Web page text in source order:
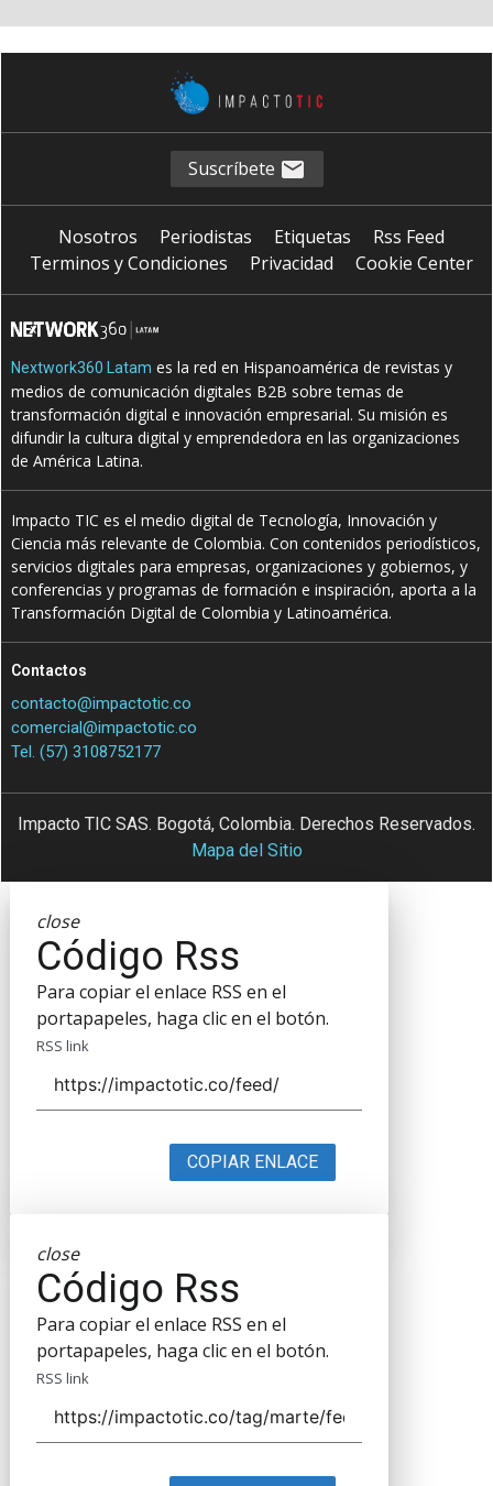
Suscríbete
Nosotros Periodistas Etiquetas
Rss Feed
Terminos y Condiciones
Privacidad Cookie Center
Nextwork360 Latam es la red en Hispanoamérica de revistas y
medios de comunicación digitales B2B sobre temas de
transformación digital e innovación empresarial. Su misión es
difundir la cultura digital y emprendedora en las organizaciones
de América Latina.
Impacto TIC es el medio digital de Tecnología, Innovación y
Ciencia más relevante de Colombia. Con contenidos periodísticos,
servicios digitales para empresas, organizaciones y gobiernos, y
conferencias y programas de formación e inspiración, aporta a la
Transformación Digital de Colombia y Latinoamérica.
Contactos
contacto@impactotic.co
comercial@impactotic.co
Tel. (57) 3108752177
Impacto TIC SAS. Bogotá, Colombia. Derechos Reservados.
Mapa del Sitio
close
Código Rss
Para copiar el enlace RSS en el
portapapeles, haga clic en el botón.
RSS link
COPIAR ENLACE
close
Código Rss
Para copiar el enlace RSS en el
portapapeles, haga clic en el botón.
RSS link